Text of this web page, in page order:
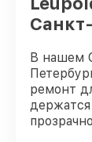
В нашем
ремонт